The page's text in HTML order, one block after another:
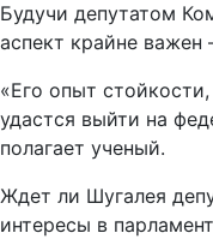
Будучи депутатом
аспект крайне важен
«Его опыт
удастся выйти на
полагает ученый.
Ждет ли Шугалея
интересы в